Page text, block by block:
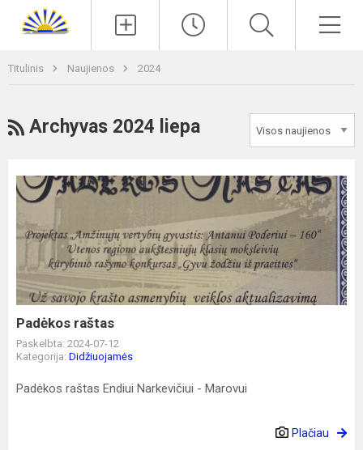
Titulinis Naujienos 2024
RSS
Archyvas 2024 liepa
Padėkos
raštas
Padėkos raštas
Paskelbta: 2024-07-12
Kategorija: Didžiuojamės
Padėkos raštas Endiui Narkevičiui - Marovui
Plačiau